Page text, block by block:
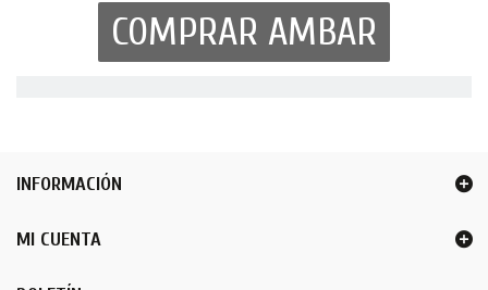
COMPRAR AMBAR
INFORMACIÓN
MI CUENTA